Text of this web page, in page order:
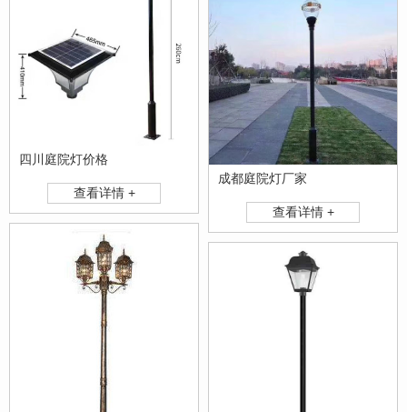
四川庭院灯价格
查看详情 +
成都庭院灯厂家
查看详情 +